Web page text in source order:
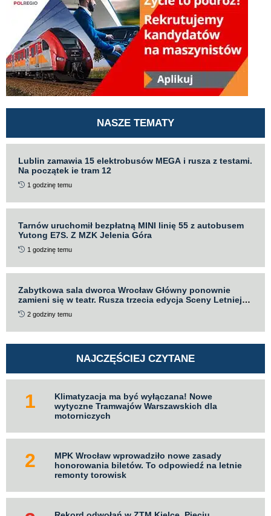
NASZE TEMATY
Lublin zamawia 15 elektrobusów MEGA i rusza z testami.
Na początek ie tram 12
1 godzinę temu
Tarnów uruchomił bezpłatną MINI linię 55 z autobusem
Yutong E7S. Z MZK Jelenia Góra
1 godzinę temu
Zabytkowa sala dworca Wrocław Główny ponownie
zamieni się w teatr. Rusza trzecia edycja Sceny Letniej
Teatru „Po Kolei”
2 godziny temu
NAJCZĘŚCIEJ CZYTANE
Klimatyzacja ma być wyłączana! Nowe
wytyczne Tramwajów Warszawskich dla
motorniczych
MPK Wrocław wprowadziło nowe zasady
honorowania biletów. To odpowiedź na letnie
remonty torowisk